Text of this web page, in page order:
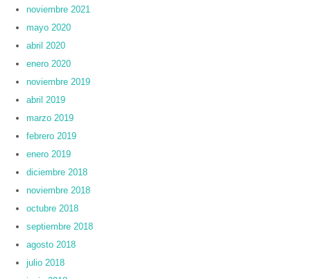
noviembre 2021
mayo 2020
abril 2020
enero 2020
noviembre 2019
abril 2019
marzo 2019
febrero 2019
enero 2019
diciembre 2018
noviembre 2018
octubre 2018
septiembre 2018
agosto 2018
julio 2018